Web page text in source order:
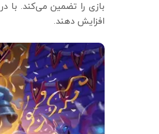
بازی را تضمین می‌کند. با
افزایش دهند.